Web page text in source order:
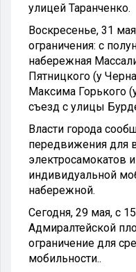
улицей Таранченко.
Воскресенье, 31
ограничения: с
набережная
Пятницкого (у
Максима Горького
съезд с улицы
Власти города
передвижения для
электросамокатов
индивидуальной
набережной.
Сегодня, 29 мая, с
Адмиралтейской
ограничение для
мобильности..